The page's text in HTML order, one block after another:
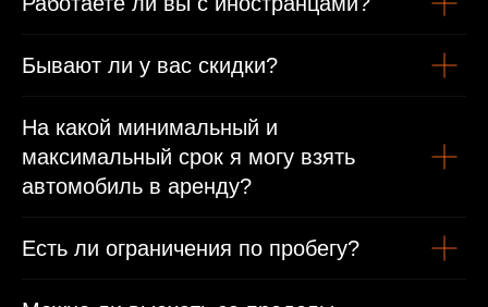
Бывают ли у вас скидки?
На какой минимальный и
максимальный срок я могу взять
автомобиль в аренду?
Есть ли ограничения по пробегу?